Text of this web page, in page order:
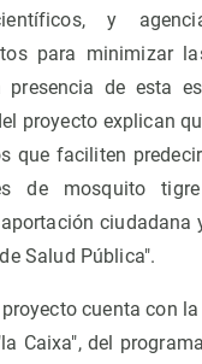
y
para minimizar
de esta
proyecto explican
que faciliten
de mosquito
ciudadana
Salud Pública".
cuenta con
Caixa", del